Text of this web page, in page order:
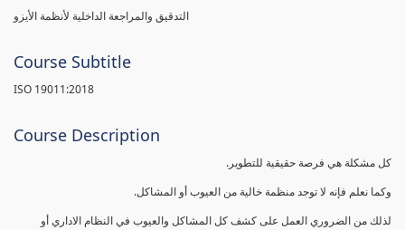
التدقيق والمراجعة الداخلية لأنظمة الأيزو
Course Subtitle
ISO 19011:2018
Course Description
كل مشكلة هي فرصة حقيقية للتطوير.
وكما نعلم فإنه لا توجد منظمة خالية من العيوب أو المشاكل.
لذلك من الضروري العمل على كشف كل المشاكل والعيوب في النظام الاداري أو